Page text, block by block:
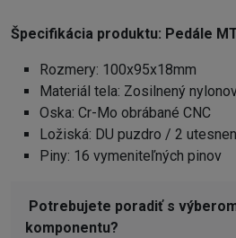
Špecifikácia produktu: Pedále
Rozmery: 100x95x18mm
Materiál tela: Zosilnený
Oska: Cr-Mo obrábané CNC
Ložiská: DU puzdro / 2
Piny: 16 vymeniteľných pinov
Potrebujete poradiť s
komponentu?